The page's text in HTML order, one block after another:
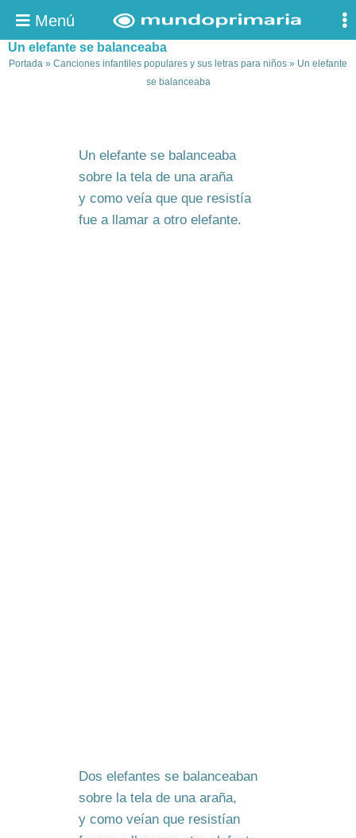
Menú
Un elefante se balanceaba
Portada » Canciones infantiles populares y sus letras para niños » Un elefante
se balanceaba
Un elefante se balanceaba
sobre la tela de una araña
y como veía que que resistía
fue a llamar a otro elefante.
Dos elefantes se balanceaban
sobre la tela de una araña,
y como veían que resistían